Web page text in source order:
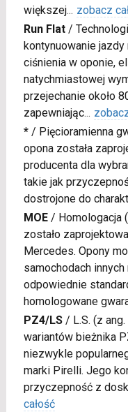
większej... zobacz
Run Flat/
kontynuowanie
ciśnienia w oponie,
natychmiastowej
przejechanie około
zapewniając...
*/ Pięcioramienna
opona została
producenta dla
takie jak
dostrojone do
MOE/ Homologacja
zostało
Mercedes. Opony
samochodach innych
odpowiednie
homologowane
PZ4/LS/ L.S. (z
wariantów bieżnika
niezwykle
marki Pirelli. Jego
przyczepność z
całość